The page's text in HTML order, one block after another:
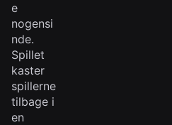
e
nogensi
nde.
Spillet
kaster
spillerne
tilbage i
en